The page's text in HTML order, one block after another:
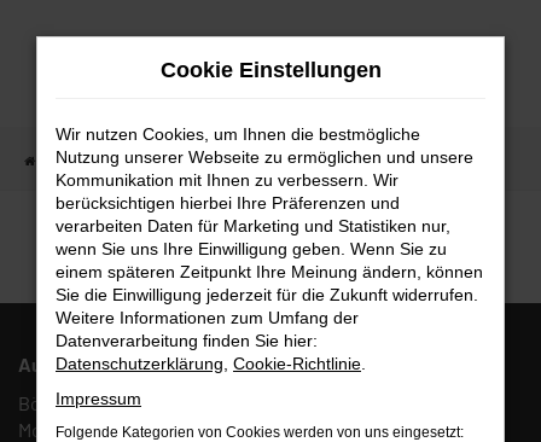
Zum
Startseite Fahrzeugangebote Fahrzeugmarkt
Fahrzeugmarkt
Autohaus Fulda West AFW GmbH & Co. KG
Böcklerstr. 27, 36041 Fulda
Mo. – Fr.: 10:00 – 18:00 Uhr
Cookie Einstellungen
Wir nutzen Cookies, um Ihnen die bestmögliche
Nutzung unserer Webseite zu ermöglichen und unsere
Kommunikation mit Ihnen zu verbessern. Wir
berücksichtigen hierbei Ihre Präferenzen und
verarbeiten Daten für Marketing und Statistiken nur,
wenn Sie uns Ihre Einwilligung geben. Wenn Sie zu
einem späteren Zeitpunkt Ihre Meinung ändern, können
Sie die Einwilligung jederzeit für die Zukunft widerrufen.
Weitere Informationen zum Umfang der
Datenverarbeitung finden Sie hier:
Datenschutzerklärung Cookie-Richtlinie
Impressum
Folgende Kategorien von Cookies werden von uns eingesetzt: